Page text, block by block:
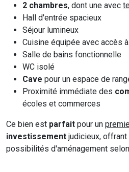
2 chambres, dont une avec
Hall d'entrée spacieux
Séjour lumineux
Cuisine équipée avec accès
Salle de bains fonctionnelle
WC isolé
Cave pour un espace de
Proximité immédiate des
écoles et commerces
Ce bien est parfait pour un
investissement judicieux,
possibilités d'aménagement